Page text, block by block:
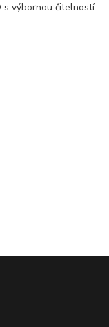
s výbornou čitelností